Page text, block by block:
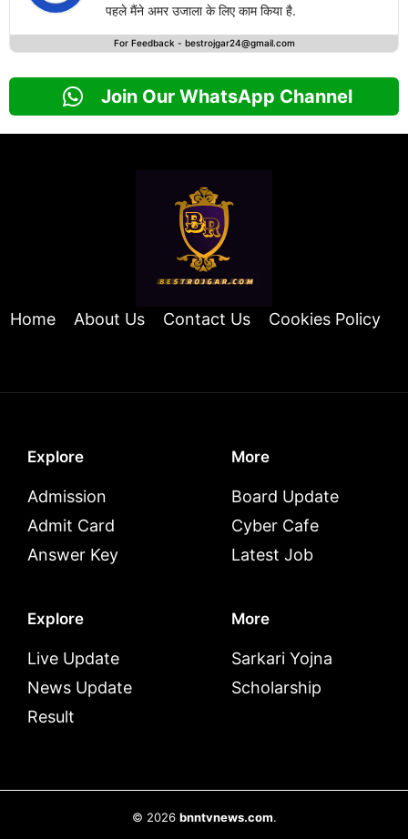
पहले मैंने अमर उजाला के लिए काम किया है.
For Feedback - bestrojgar24@gmail.com
Join Our WhatsApp Channel
Home About Us Contact Us Cookies Policy
Explore
Admission
Admit Card
Answer Key
More
Board Update
Cyber Cafe
Latest Job
Explore
Live Update
News Update
Result
More
Sarkari Yojna
Scholarship
© 2026 bnntvnews.com.